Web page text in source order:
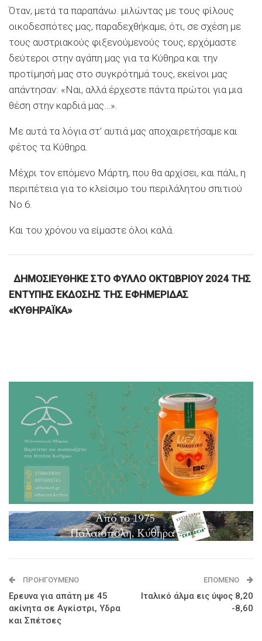
Όταν, μετά τα παραπάνω. μιλώντας με τους φίλους
οικοδεσπότες μας, παραδεχθήκαμε, ότι, σε σχέση με
τους αυστριακούς φιξενούμενούς τους, ερχόμαστε
δεύτεροι στην αγάπη μας για τα Κύθηρα και την
προτίμησή μας στο συγκρότημά τους, εκείνοι μας
απάντησαν: «Ναι, αλλά έρχεστε πάντα πρώτοι για μια
θέση στην καρδιά μας…».
Με αυτά τα λόγια στ’ αυτιά μας αποχαιρετήσαμε και
φέτος τα Κύθηρα.
Μέχρι τον επόμενο Μάρτη, που θα αρχίσει, και πάλι, η
περιπέτεια για το κλείσιμο του περιλάλητου σπιτιού
Νο 6.
Και του χρόνου να είμαστε όλοι καλά.
ΔΗΜΟΣΙΕΥΘΗΚΕ ΣΤΟ ΦΥΛΛΟ ΟΚΤΩΒΡΙΟΥ 2024 ΤΗΣ
ΕΝΤΥΠΗΣ ΕΚΔΟΣΗΣ ΤΗΣ ΕΦΗΜΕΡΙΔΑΣ
«ΚΥΘΗΡΑΪΚΑ»
ΠΡΟΗΓΟΎΜΕΝΟ
Ερευνα για απάτη με 45
ακίνητα σε Αγκίστρι, Υδρα
και Σπέτσες
ΕΠΌΜΕΝΟ
Ιταλικό άλμα εις ύψος 8,20
-8,60